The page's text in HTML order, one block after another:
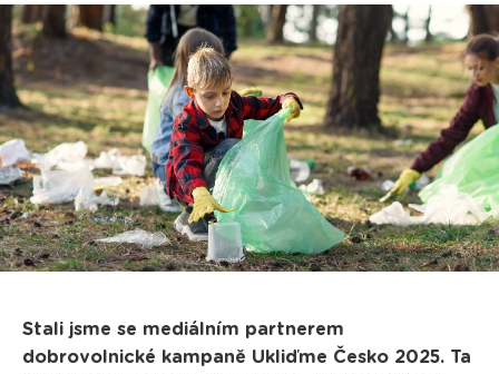
Stali jsme se mediálním partnerem
dobrovolnické kampaně Ukliďme Česko 2025. Ta